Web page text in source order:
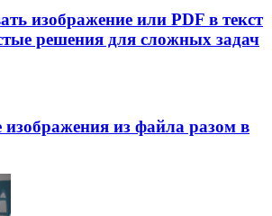
изображение или PDF в текст
решения для сложных задач
изображения из файла разом в